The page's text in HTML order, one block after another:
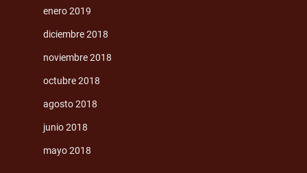
enero 2019
diciembre 2018
noviembre 2018
octubre 2018
agosto 2018
junio 2018
mayo 2018